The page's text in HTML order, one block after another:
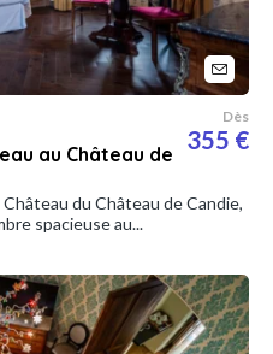
au Château de
Dès
355 €
du Château de Candie,
spacieuse au...